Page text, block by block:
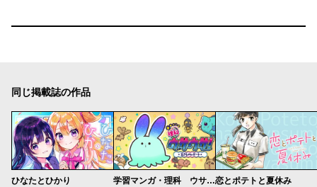
同じ掲載誌の作品
ひなたとひかり 学習マンガ・理科 ウサウサ！恋とポテトと夏休み